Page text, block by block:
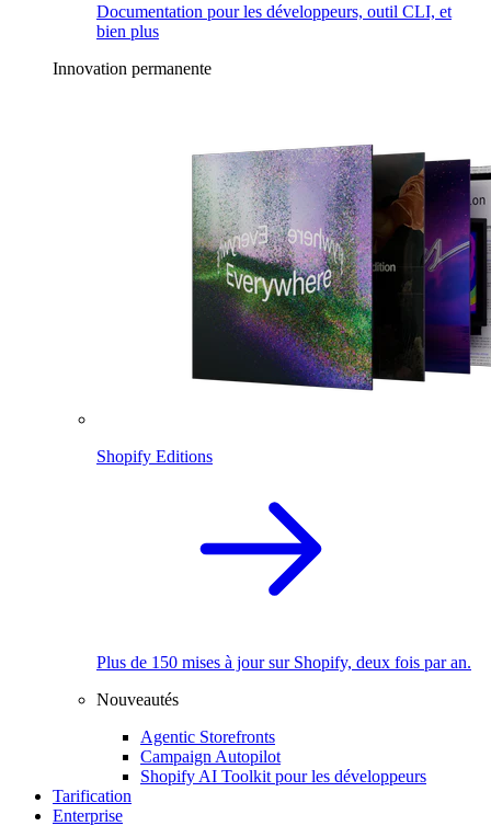
Documentation pour les développeurs, outil CLI, et
bien plus
Innovation permanente
Shopify Editions
Plus de 150 mises à jour sur Shopify, deux fois par an.
Nouveautés
Agentic Storefronts
Campaign Autopilot
Shopify AI Toolkit pour les développeurs
Tarification
Enterprise